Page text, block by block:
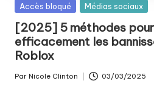
Publié
Accès bloqué Médias sociaux
[2025] 5 méthodes
efficacement les
Roblox
Par Nicole Clinton 03/03/2025